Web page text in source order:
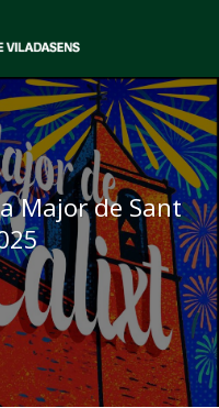
Major de Sant